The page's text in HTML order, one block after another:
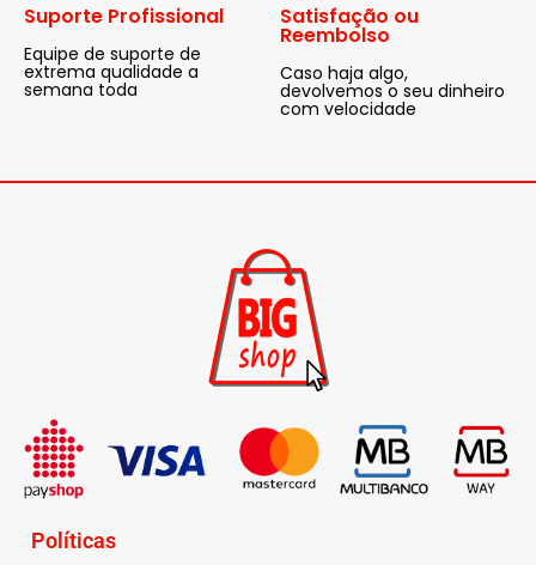
Suporte Profissional
Equipe de suporte de
extrema qualidade a
semana toda
Satisfação ou
Reembolso
Caso haja algo,
devolvemos o seu dinheiro
com velocidade
Políticas